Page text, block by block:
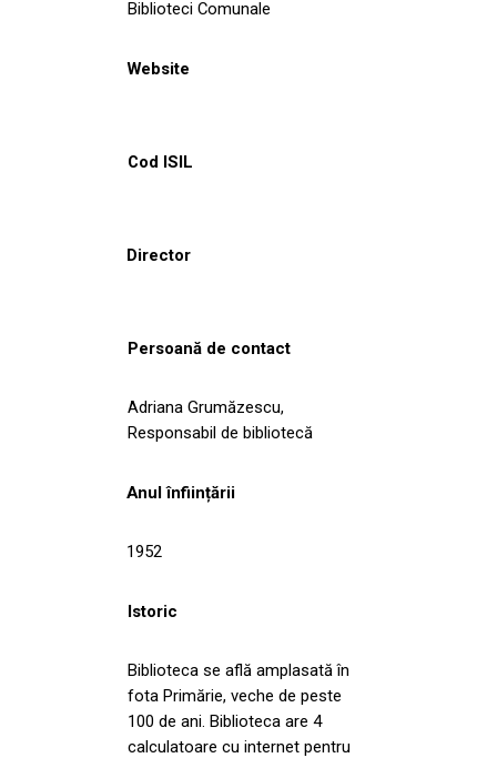
Biblioteci Comunale
Website
Cod ISIL
Director
Persoană de contact
Adriana Grumăzescu,
Responsabil de bibliotecă
Anul înființării
1952
Istoric
Biblioteca se află amplasată în
fota Primărie, veche de peste
100 de ani. Biblioteca are 4
calculatoare cu internet pentru